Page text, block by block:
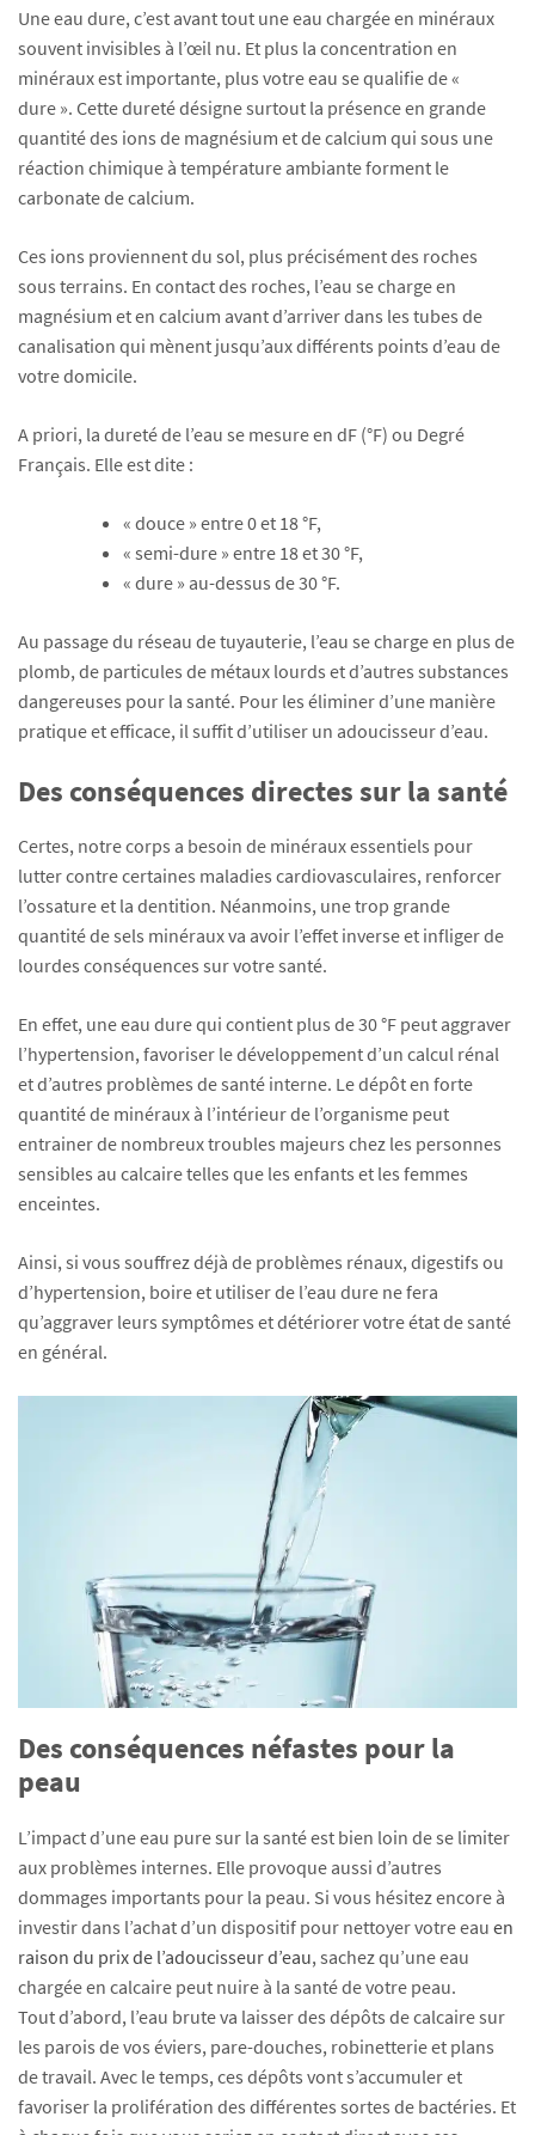
Une eau dure, c’est avant tout une eau chargée en minéraux
souvent invisibles à l’œil nu. Et plus la concentration en
minéraux est importante, plus votre eau se qualifie de «
dure ». Cette dureté désigne surtout la présence en grande
quantité des ions de magnésium et de calcium qui sous une
réaction chimique à température ambiante forment le
carbonate de calcium.
Ces ions proviennent du sol, plus précisément des roches
sous terrains. En contact des roches, l’eau se charge en
magnésium et en calcium avant d’arriver dans les tubes de
canalisation qui mènent jusqu’aux différents points d’eau de
votre domicile.
A priori, la dureté de l’eau se mesure en dF (°F) ou Degré
Français. Elle est dite :
« douce » entre 0 et 18 °F,
« semi-dure » entre 18 et 30 °F,
« dure » au-dessus de 30 °F.
Au passage du réseau de tuyauterie, l’eau se charge en plus de
plomb, de particules de métaux lourds et d’autres substances
dangereuses pour la santé. Pour les éliminer d’une manière
pratique et efficace, il suffit d’utiliser un adoucisseur d’eau.
Des conséquences directes sur la santé
Certes, notre corps a besoin de minéraux essentiels pour
lutter contre certaines maladies cardiovasculaires, renforcer
l’ossature et la dentition. Néanmoins, une trop grande
quantité de sels minéraux va avoir l’effet inverse et infliger de
lourdes conséquences sur votre santé.
En effet, une eau dure qui contient plus de 30 °F peut aggraver
l’hypertension, favoriser le développement d’un calcul rénal
et d’autres problèmes de santé interne. Le dépôt en forte
quantité de minéraux à l’intérieur de l’organisme peut
entrainer de nombreux troubles majeurs chez les personnes
sensibles au calcaire telles que les enfants et les femmes
enceintes.
Ainsi, si vous souffrez déjà de problèmes rénaux, digestifs ou
d’hypertension, boire et utiliser de l’eau dure ne fera
qu’aggraver leurs symptômes et détériorer votre état de santé
en général.
Des conséquences néfastes pour la
peau
L’impact d’une eau pure sur la santé est bien loin de se limiter
aux problèmes internes. Elle provoque aussi d’autres
dommages importants pour la peau. Si vous hésitez encore à
investir dans l’achat d’un dispositif pour nettoyer votre eau en
raison du prix de l’adoucisseur d’eau, sachez qu’une eau
chargée en calcaire peut nuire à la santé de votre peau.
Tout d’abord, l’eau brute va laisser des dépôts de calcaire sur
les parois de vos éviers, pare-douches, robinetterie et plans
de travail. Avec le temps, ces dépôts vont s’accumuler et
favoriser la prolifération des différentes sortes de bactéries. Et